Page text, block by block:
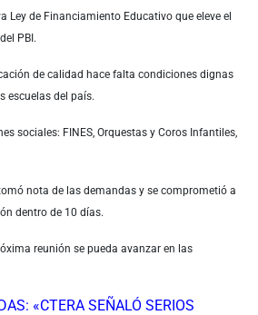
Ley de Financiamiento Educativo que eleve el
PBI.
de calidad hace falta condiciones dignas
escuelas del país.
sociales: FINES, Orquestas y Coros Infantiles,
nota de las demandas y se comprometió a
dentro de 10 días.
reunión se pueda avanzar en las
«CTERA SEÑALÓ SERIOS